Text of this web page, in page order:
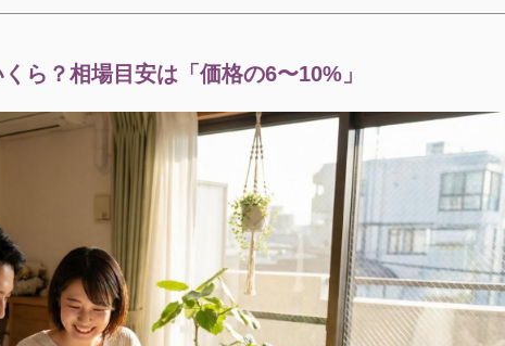
ら？相場目安は「価格の6〜10%」